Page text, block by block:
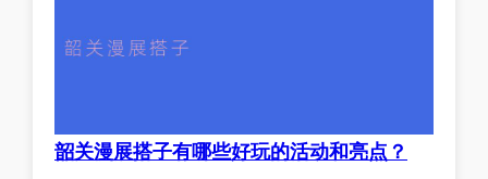
韶关漫展搭子有哪些好玩的活动和亮点？